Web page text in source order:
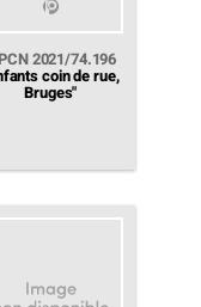
2021/74.196
coin de rue,
Bruges"